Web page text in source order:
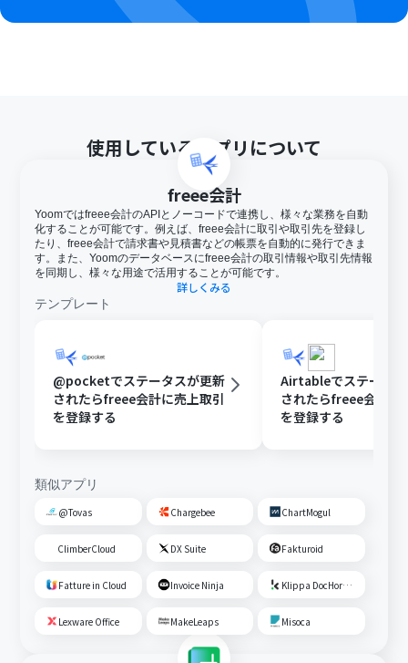
使用しているアプリについて
freee会計
Yoomではfreee会計のAPIとノーコードで連携し、様々な業務を自動
化することが可能です。例えば、freee会計に取引や取引先を登録し
たり、freee会計で請求書や見積書などの帳票を自動的に発行できま
す。また、Yoomのデータベースにfreee会計の取引情報や取引先情報
を同期し、様々な用途で活用することが可能です。
詳しくみる
テンプレート
@pocketでステータスが更新
されたらfreee会計に売上取引
を登録する
Airtableでステータ
されたらfreee会計に
を登録する
類似アプリ
@Tovas Chargebee ChartMogul
ClimberCloud DX Suite Fakturoid
Fatture in Cloud Invoice Ninja Klippa DocHorizon
Lexware Office MakeLeaps Misoca